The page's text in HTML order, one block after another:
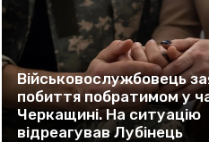
Військовослужбовець
побиття побратимом у
Черкащині. На ситуацію
відреагував Лубінець